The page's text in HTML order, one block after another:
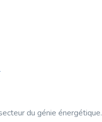
du génie énergétique.